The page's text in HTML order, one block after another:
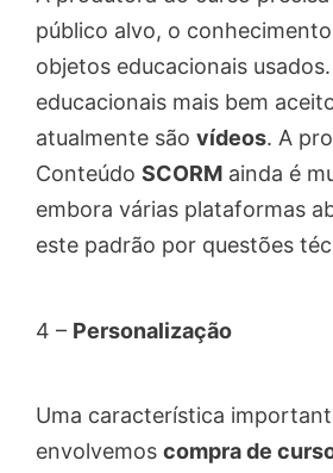
público alvo, o
objetos educacionais
educacionais mais bem
atualmente são vídeos. A
Conteúdo SCORM ainda é
embora várias plataformas
este padrão por questões
4 – Personalização
Uma característica
envolvemos compra de